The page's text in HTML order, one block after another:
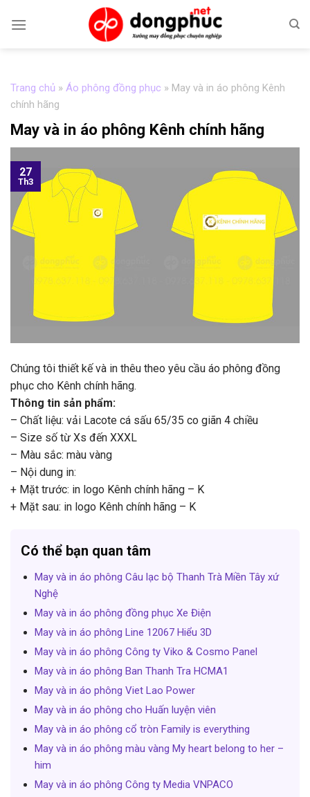
Trang chủ » Áo phông đồng phục » May và in áo phông Kênh
chính hãng
May và in áo phông Kênh chính hãng
27
Th3
Chúng tôi thiết kế và in thêu theo yêu cầu áo phông đồng
phục cho Kênh chính hãng.
Thông tin sản phẩm:
– Chất liệu: vải Lacote cá sấu 65/35 co giãn 4 chiều
– Size số từ Xs đến XXXL
– Màu sắc: màu vàng
– Nội dung in:
+ Mặt trước: in logo Kênh chính hãng – K
+ Mặt sau: in logo Kênh chính hãng – K
Có thể bạn quan tâm
May và in áo phông Câu lạc bộ Thanh Trà Miền Tây xứ
Nghệ
May và in áo phông đồng phục Xe Điện
May và in áo phông Line 12067 Hiểu 3D
May và in áo phông Công ty Viko & Cosmo Panel
May và in áo phông Ban Thanh Tra HCMA1
May và in áo phông Viet Lao Power
May và in áo phông cho Huấn luyện viên
May và in áo phông cổ tròn Family is everything
May và in áo phông màu vàng My heart belong to her –
him
May và in áo phông Công ty Media VNPACO